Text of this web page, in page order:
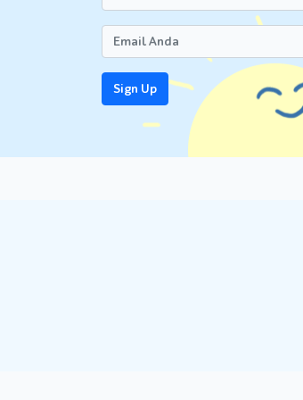
Waktu yang dibutuhkan
Akses menuju lokasi
Kondisi cuaca pada
dikenakan saat harus ke
Pusat layanan kesehatan
2. Siapkan Barang Apa
Pakaian yang sesuai
Vitamin prenatal dan
Sign Up